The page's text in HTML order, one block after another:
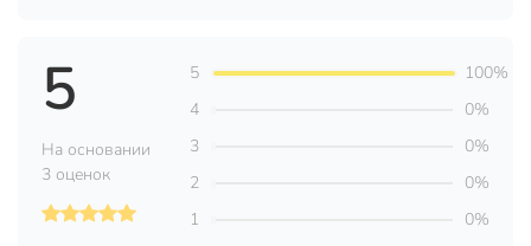
Устойчивость к воздействию кислот, щелочей,
растворов солей и спиртов, что обеспечивает долгий
срок службы и сохранение первоначального вида.
Клеенка обладает высокой эластичностью, благодаря
чему она ровно ложится на поверхность стола, не
топорщится и не пузырится, при этом не
5
На основании
3 оценок
5
100%
4
0%
3
0%
2
0%
1
0%